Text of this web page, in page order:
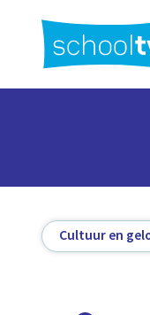
hoofdinhoud
Cultuur en